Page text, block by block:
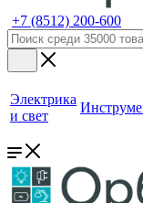
+7 (8512) 200-600
Электрика
и свет